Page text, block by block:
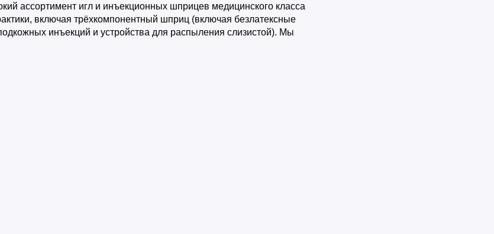
ассортимент игл и инъекционных шприцев медицинского класса
включая трёхкомпонентный шприц (включая безлатексные
инъекций и устройства для распыления слизистой). Мы
для ухода за больными можно прямо в режиме онлайн. Мы